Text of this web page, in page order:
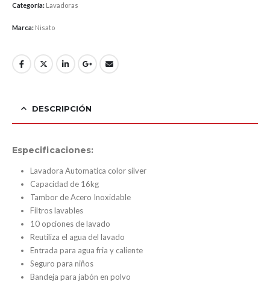
Categoría: Lavadoras
Marca: Nisato
DESCRIPCIÓN
Especificaciones:
Lavadora Automatica color silver
Capacidad de 16kg
Tambor de Acero Inoxidable
Filtros lavables
10 opciones de lavado
Reutiliza el agua del lavado
Entrada para agua fria y caliente
Seguro para niños
Bandeja para jabón en polvo